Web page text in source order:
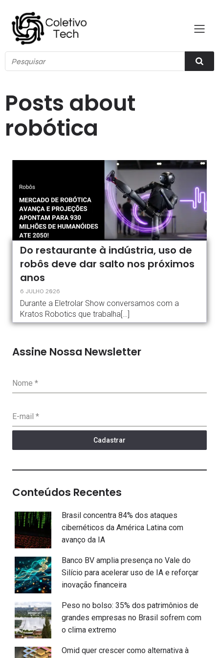
Posts about
robótica
Do restaurante à indústria, uso de
robôs deve dar salto nos próximos
anos
6 JULHO 2026
Durante a Eletrolar Show conversamos com a
Kratos Robotics que trabalha[…]
Assine Nossa Newsletter
Nome *
E-mail *
Cadastrar
Conteúdos Recentes
Brasil concentra 84% dos ataques
cibernéticos da América Latina com
avanço da IA
Banco BV amplia presença no Vale do
Silício para acelerar uso de IA e reforçar
inovação financeira
Peso no bolso: 35% dos patrimônios de
grandes empresas no Brasil sofrem com
o clima extremo
Omid quer crescer como alternativa à